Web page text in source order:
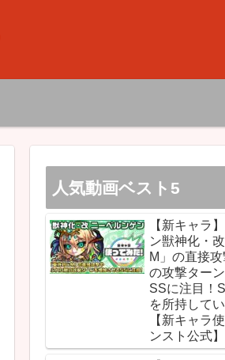
人気動画ベスト5
【新キャラ
ン獣神化・
M」の直接
の攻撃ター
SSに注目！
を所持して
【新キャラ
ンスト公式】